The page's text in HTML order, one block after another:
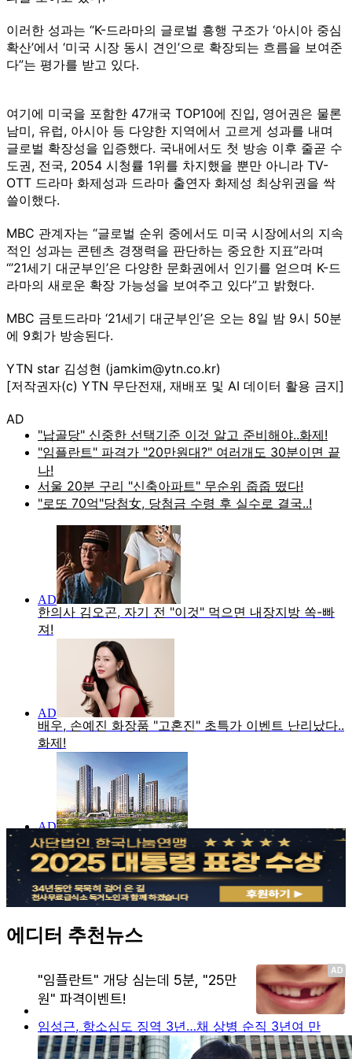
이러한 성과는 “K-드라마의 글로벌 흥행 구조가 ‘아시아 중심
확산’에서 ‘미국 시장 동시 견인’으로 확장되는 흐름을 보여준
다”는 평가를 받고 있다.
여기에 미국을 포함한 47개국 TOP10에 진입, 영어권은 물론
남미, 유럽, 아시아 등 다양한 지역에서 고르게 성과를 내며
글로벌 확장성을 입증했다. 국내에서도 첫 방송 이후 줄곧 수
도권, 전국, 2054 시청률 1위를 차지했을 뿐만 아니라 TV-
OTT 드라마 화제성과 드라마 출연자 화제성 최상위권을 싹
쓸이했다.
MBC 관계자는 “글로벌 순위 중에서도 미국 시장에서의 지속
적인 성과는 콘텐츠 경쟁력을 판단하는 중요한 지표”라며
“’21세기 대군부인’은 다양한 문화권에서 인기를 얻으며 K-드
라마의 새로운 확장 가능성을 보여주고 있다”고 밝혔다.
MBC 금토드라마 ‘21세기 대군부인’은 오는 8일 밤 9시 50분
에 9회가 방송된다.
YTN star 김성현 (jamkim@ytn.co.kr)
[저작권자(c) YTN 무단전재, 재배포 및 AI 데이터 활용 금지]
AD
에디터 추천뉴스
임성근, 항소심도 징역 3년…채 상병 순직 3년여 만